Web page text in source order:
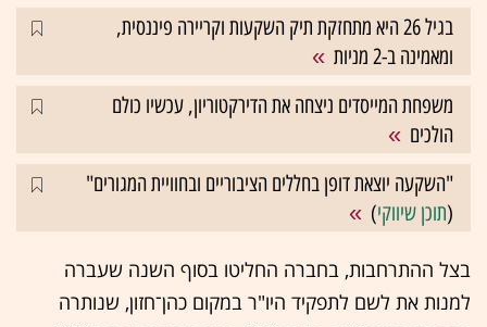
בגיל 26 היא מתחזקת תיק השקעות וקריירה פיננסית,
ומאמינה ב-2 מניות
משפחת המייסדים ניצחה את הדירקטוריון, עכשיו כולם
הולכים
"השקעה יוצאת דופן בחללים הציבוריים ובחוויית המגורים"
(תוכן שיווקי)
בצל ההתרחבות, בחברה החליטו בסוף השנה שעברה
למנות את לשם לתפקיד היו"ר במקום כהן־חזון, שנותרה